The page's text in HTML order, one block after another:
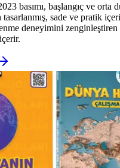
basımı, başlangıç ve orta
sade ve pratik
deneyimini zenginleştiren